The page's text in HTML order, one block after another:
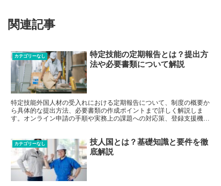
関連記事
カテゴリーなし
特定技能の定期報告とは？提出方
法や必要書類について解説
特定技能外国人材の受入れにおける定期報告について、制度の概要か
ら具体的な提出方法、必要書類の作成ポイントまで詳しく解説しま
す。オンライン申請の手順や実務上の課題への対応策、登録支援機関
カテゴリーなし
技人国とは？基礎知識と要件を徹
底解説